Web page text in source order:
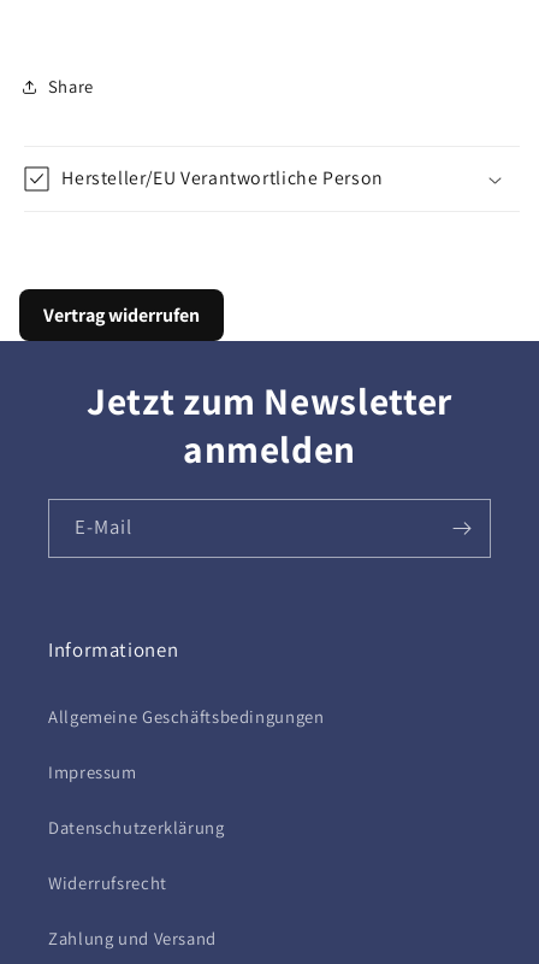
Share
Hersteller/EU Verantwortliche Person
Vertrag widerrufen
Jetzt zum Newsletter
anmelden
E-Mail
Informationen
Allgemeine Geschäftsbedingungen
Impressum
Datenschutzerklärung
Widerrufsrecht
Zahlung und Versand